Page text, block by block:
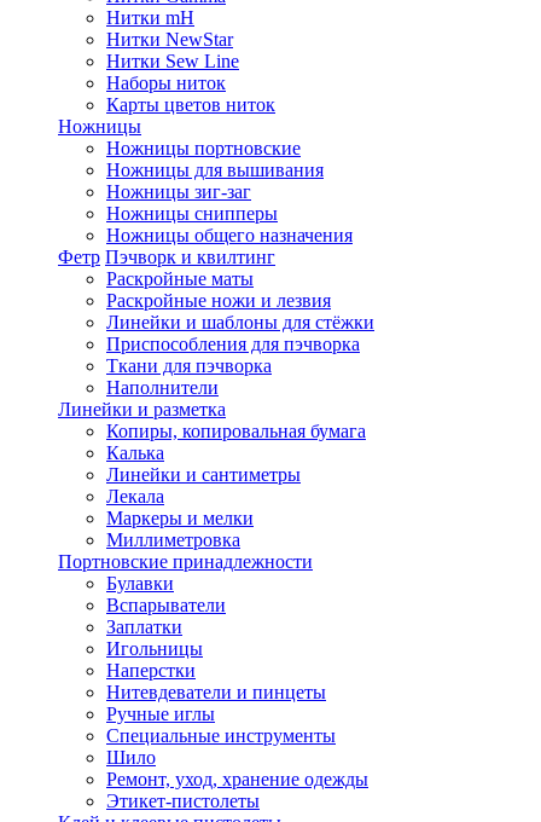
Нитки mH
Нитки NewStar
Нитки Sew Line
Наборы ниток
Карты цветов ниток
Ножницы
Ножницы портновские
Ножницы для вышивания
Ножницы зиг-заг
Ножницы снипперы
Ножницы общего назначения
Фетр Пэчворк и квилтинг
Раскройные маты
Раскройные ножи и лезвия
Линейки и шаблоны для стёжки
Приспособления для пэчворка
Ткани для пэчворка
Наполнители
Линейки и разметка
Копиры, копировальная бумага
Калька
Линейки и сантиметры
Лекала
Маркеры и мелки
Миллиметровка
Портновские принадлежности
Булавки
Вспарыватели
Заплатки
Игольницы
Наперстки
Нитевдеватели и пинцеты
Ручные иглы
Специальные инструменты
Шило
Ремонт, уход, хранение одежды
Этикет-пистолеты